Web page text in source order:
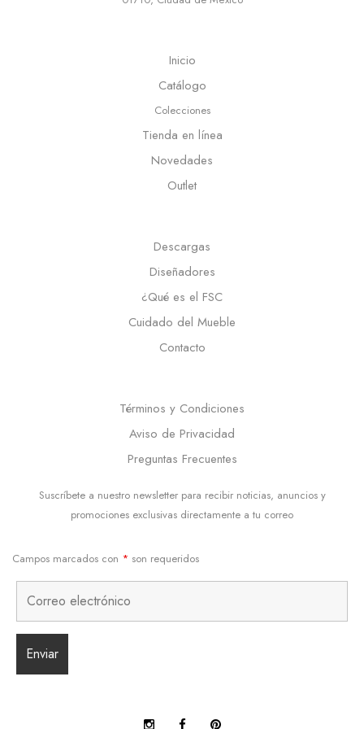
Inicio
Catálogo
Colecciones
Tienda en línea
Novedades
Outlet
Descargas
Diseñadores
¿Qué es el FSC
Cuidado del Mueble
Contacto
Términos y Condiciones
Aviso de Privacidad
Preguntas Frecuentes
Suscríbete a nuestro newsletter para recibir noticias, anuncios y
promociones exclusivas directamente a tu correo
Campos marcados con * son requeridos